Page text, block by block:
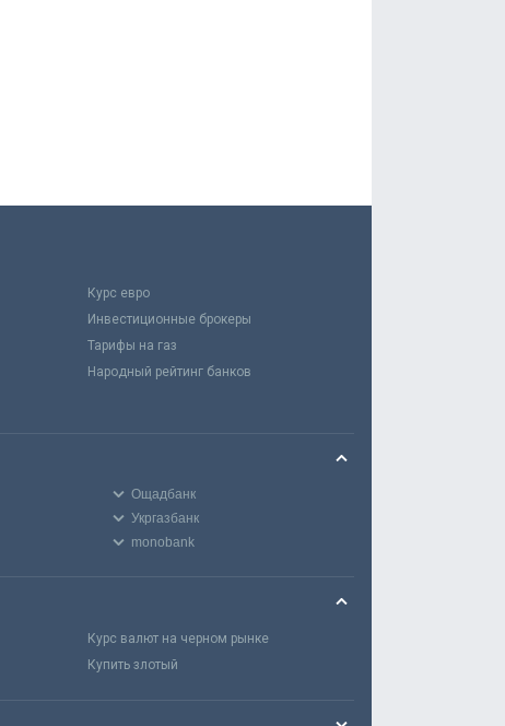
Курс евро
Инвестиционные брокеры
Тарифы на газ
Народный рейтинг банков
Ощадбанк
Укргазбанк
monobank
Курс валют на черном рынке
Купить злотый